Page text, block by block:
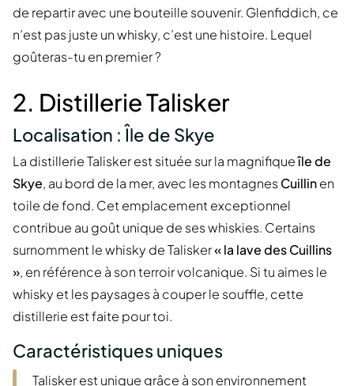
de repartir avec une bouteille souvenir. Glenfiddich, ce
n’est pas juste un whisky, c’est une histoire. Lequel
goûteras-tu en premier ?
2. Distillerie Talisker
Localisation : Île de Skye
La distillerie Talisker est située sur la magnifiqueîle de
Skye, au bord de la mer, avec les montagnesCuillinen
toile de fond. Cet emplacement exceptionnel
contribue au goût unique de ses whiskies. Certains
surnomment le whisky de Talisker« la lave des Cuillins
», en référence à son terroir volcanique. Si tu aimes le
whisky et les paysages à couper le souffle, cette
distillerie est faite pour toi.
Caractéristiques uniques
Talisker est unique grâce à son environnement